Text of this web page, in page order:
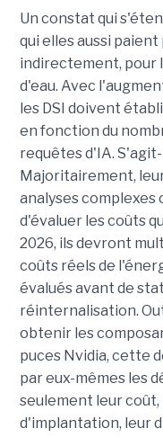
Un constat qui
qui elles aussi
indirectement, pour
d'eau. Avec
les DSI doivent
en fonction du
requêtes d'IA.
Majoritairement,
analyses complexes
d'évaluer les coûts
2026, ils devront
coûts réels de
évalués avant de
réinternalisation.
obtenir les
puces Nvidia, cette
par eux-mêmes les
seulement leur coût,
d'implantation, leur